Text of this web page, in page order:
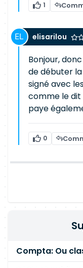
1
elisarilou
Bonjour,
de débuter
signé avec
comme le dit
paye
0
Compta: Ou